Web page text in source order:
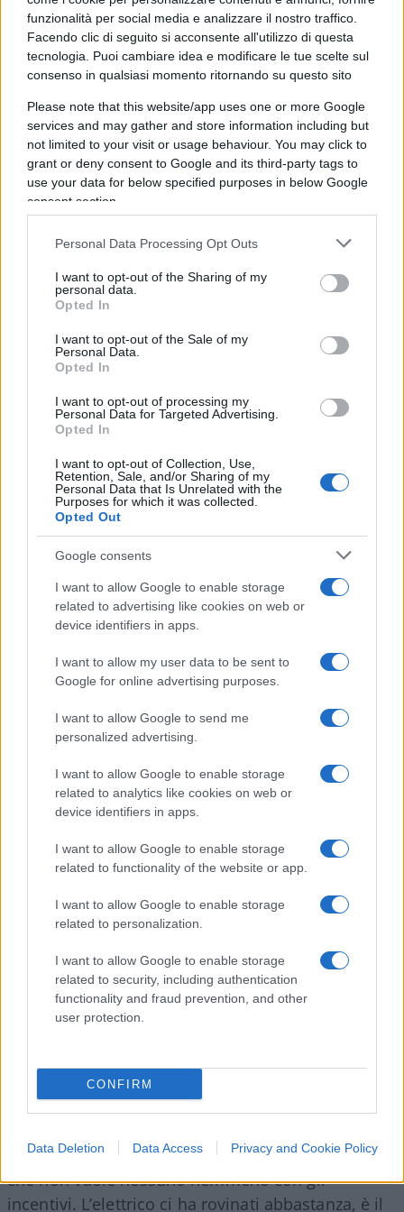
funzionalità per social media e analizzare il nostro traffico.
Facendo clic di seguito si acconsente all'utilizzo di questa
tecnologia. Puoi cambiare idea e modificare le tue scelte sul
consenso in qualsiasi momento ritornando su questo sito
Please note that this website/app uses one or more Google
services and may gather and store information including but
not limited to your visit or usage behaviour. You may click to
grant or deny consent to Google and its third-party tags to
use your data for below specified purposes in below Google
consent section.
Personal Data Processing Opt Outs
I want to opt-out of the Sharing of my
personal data.
Opted In
I want to opt-out of the Sale of my
Personal Data.
Opted In
I want to opt-out of processing my
Personal Data for Targeted Advertising.
Opted In
I want to opt-out of Collection, Use,
Retention, Sale, and/or Sharing of my
Personal Data that Is Unrelated with the
Purposes for which it was collected.
Opted Out
Google consents
I want to allow Google to enable storage
related to advertising like cookies on web or
device identifiers in apps.
I want to allow my user data to be sent to
Google for online advertising purposes.
I want to allow Google to send me
personalized advertising.
I want to allow Google to enable storage
related to analytics like cookies on web or
device identifiers in apps.
I want to allow Google to enable storage
related to functionality of the website or app.
I want to allow Google to enable storage
related to personalization.
I want to allow Google to enable storage
related to security, including authentication
functionality and fraud prevention, and other
user protection.
CONFIRM
Data Deletion Data Access Privacy and Cookie Policy
le auto entro il 2035 richiederà un approccio
neutrale dal punto di vista tecnologico, in cui gli e-
fuel svolgeranno un ruolo attraverso una modifica
mirata al regolamento come parte della revisione
pianificata”.
Sul portale tedesco Energie-Bau è stato pubblicato
della lobby dell’auto: “Come parte del dialogo,
individueremo soluzioni immediate per
salvaguardare la capacità dell’industria di
investire, guardando a possibili flessibilità per
assicurare alla nostra industria di restare
competitiva, senza perdere le ambizioni
complessive del 2025”.
Leggi anche:
Così l’auto elettrica ci ha rovinati
Auto elettriche flop, crescono gli italiani pronti
a comperare benzina e diesel
Auto a carbone: quello che non vi dicono sul
“boom di elettriche” in Cina
Un parziale passo indietro necessario per aiutare
il settore automobilistico,messo in ginocchio
dall’ossessione green. L’all in sulle auto
elettriche ha causato una crisi senza precedenti,
generalizzata a tutte le motorizzazioni. Le cause
sono ormai note a tutti: dalla naturale resistenza
soprattutto all’aumento delle dotazioni
dell’inflazione. Le ripercussioni di questo
momento difficile hanno chiamato in causa tutte
le principali aziende internazionali: dai
licenziamenti di Volkswagen alla fatica di
Stellantis, non si salva nessuno.
interventi, l’obiettivo è
talebano firmato dai soloni del verde
commercializzare solo le auto elettriche, quelle
che non vuole nessuno nemmeno con gli
incentivi. L’elettrico ci ha rovinati abbastanza, è il